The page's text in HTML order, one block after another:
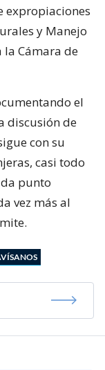
expropiaciones
y Manejo
la Cámara de
el
discusión de
con su
casi todo
punto
vez más al